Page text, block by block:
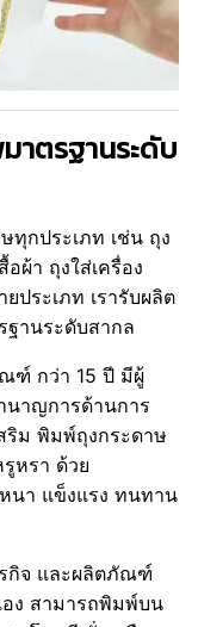
ตรฐานระดับ
ทุกประเภท เช่น ถุง
ผ้า ถุงใส่เครื่อง
ประเภท เรารับผลิต
านระดับสากล
ฑ์ กว่า 15 ปี มีผู้
นาญการด้านการ
ริม พิมพ์ถุงกระดาษ
หรา ด้วย
นา แข็งแรง ทนทาน
กิจ และผลิตภัณฑ์
ง สามารถพิมพ์บน